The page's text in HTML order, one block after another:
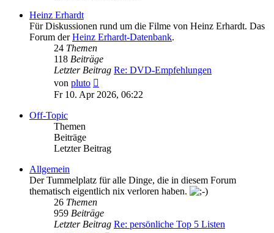
Heinz Erhardt
Für Diskussionen rund um die Filme von Heinz Erhardt. Das
Forum derHeinz Erhardt-Datenbank.
24 Themen
118 Beiträge
Letzter Beitrag Re: DVD-Empfehlungen
von pluto
Beitrag
Fr 10. Apr 2026, 06:22
Off-Topic
Themen
Beiträge
Letzter Beitrag
Allgemein
Der Tummelplatz für alle Dinge, die in diesem Forum
thematisch eigentlich nix verloren haben.
26 Themen
959 Beiträge
Letzter Beitrag Re: persönliche Top 5 Listen